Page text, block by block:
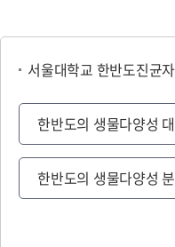
서울대학교 한반도진균
한반도의 생물다양성
한반도의 생물다양성